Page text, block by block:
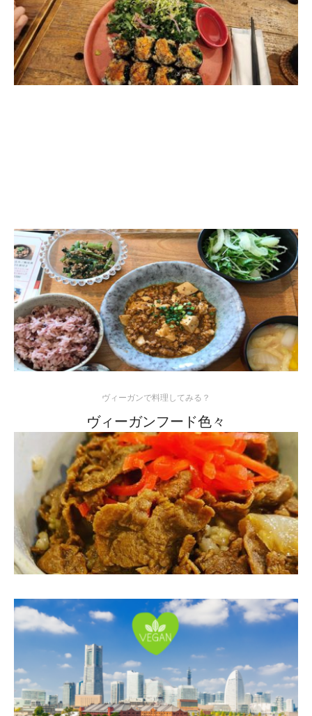
ヴィーガンで料理してみる？
ヴィーガンフード色々